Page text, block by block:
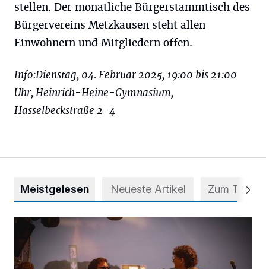
stellen. Der monatliche Bürgerstammtisch des
Bürgervereins Metzkausen steht allen
Einwohnern und Mitgliedern offen.
Info:Dienstag, 04. Februar 2025, 19:00 bis 21:00
Uhr, Heinrich-Heine-Gymnasium,
Hasselbeckstraße 2-4
Meistgelesen Neueste Artikel Zum Thema
Mehr als nur ein Festival